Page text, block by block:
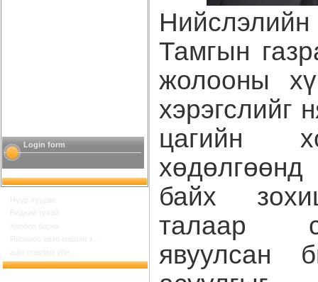
Login form
Нүүр хуудас
Бидний тухай
Холбоо барих
Японоос авто машин з...
auto mashinii vne
Тамгын
жолооны
хэрэгслийг
цагийн
байх
талаар
явуулсан